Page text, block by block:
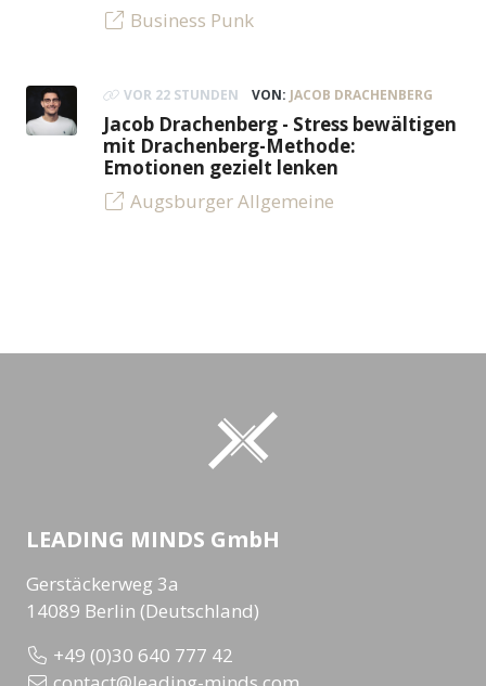
Business Punk
VOR 22 STUNDEN VON: JACOB DRACHENBERG
Jacob Drachenberg - Stress bewältigen
mit Drachenberg-Methode:
Emotionen gezielt lenken
Augsburger Allgemeine
LEADING MINDS GmbH
Gerstäckerweg 3a
14089 Berlin (Deutschland)
+49 (0)30 640 777 42